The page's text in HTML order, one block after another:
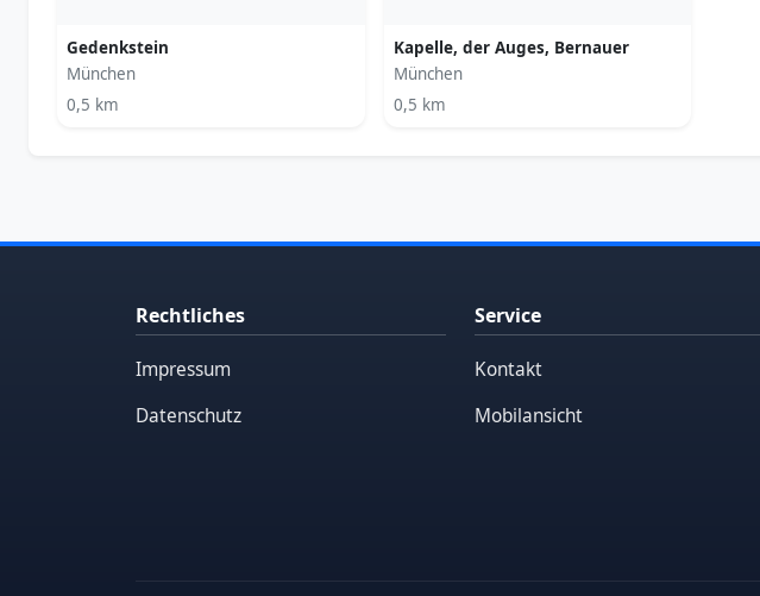
Gedenkstein
München
0,5 km
Kapelle, der Auges, Bernauer
München
0,5 km
Rechtliches
Impressum
Datenschutz
Service
Kontakt
Mobilansicht